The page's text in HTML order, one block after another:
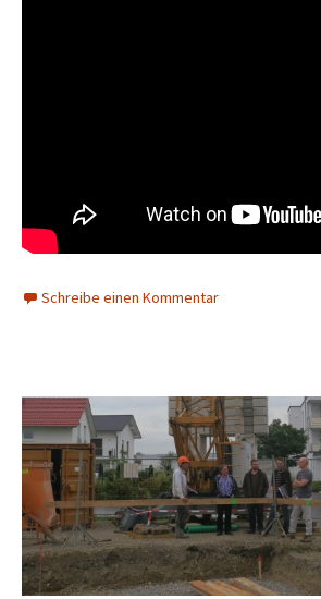
Schreibe einen Kommentar